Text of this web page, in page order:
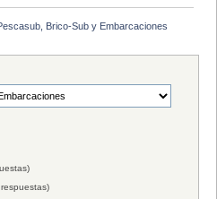
Brico-Sub y Embarcaciones